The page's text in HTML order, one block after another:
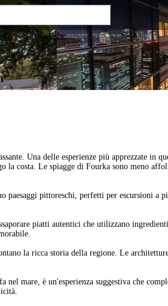
Una delle esperienze più apprezzate in
la costa. Le spiagge di Fourka sono meno
paesaggi pittoreschi, perfetti per escursioni a
piatti autentici che utilizzano
la ricca storia della regione. Le
mare, è un'esperienza suggestiva che